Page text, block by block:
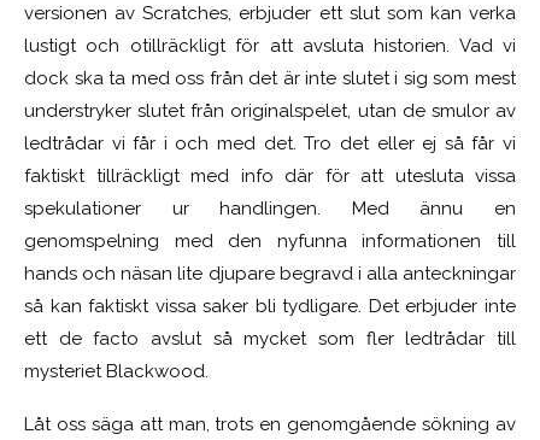
versionen av Scratches, erbjuder ett slut som kan verka
lustigt och otillräckligt för att avsluta historien. Vad vi
dock ska ta med oss från det är inte slutet i sig som mest
understryker slutet från originalspelet, utan de smulor av
ledtrådar vi får i och med det. Tro det eller ej så får vi
faktiskt tillräckligt med info där för att utesluta vissa
spekulationer ur handlingen. Med ännu en
genomspelning med den nyfunna informationen till
hands och näsan lite djupare begravd i alla anteckningar
så kan faktiskt vissa saker bli tydligare. Det erbjuder inte
ett de facto avslut så mycket som fler ledtrådar till
mysteriet Blackwood.
Låt oss säga att man, trots en genomgående sökning av